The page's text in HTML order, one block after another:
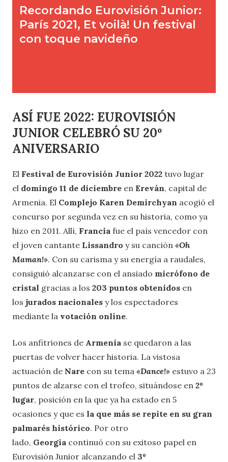
ASÍ FUE 2022: EUROVISIÓN
JUNIOR CELEBRÓ SU 20º
ANIVERSARIO
El Festival de Eurovisión Junior 2022 tuvo lugar
el domingo 11 de diciembre en Ereván, capital de
Armenia. El Complejo Karen Demirchyan acogió el
concurso por segunda vez en su historia, como ya
hizo en 2011. Allí, Francia fue el país vencedor con
el joven cantante Lissandro y su canción «Oh
Maman!». Con su carisma y su energía a raudales,
consiguió alcanzarse con el ansiado micrófono de
cristal gracias a los 203 puntos obtenidos en
los jurados nacionales y los espectadores
mediante la votación online.
Los anfitriones de Armenia se quedaron a las
puertas de volver hacer historia. La vistosa
actuación de Nare con su tema «Dance!» estuvo a 23
puntos de alzarse con el trofeo, situándose en 2º
lugar, posición en la que ya ha estado en 5
ocasiones y que es la que más se repite en su gran
palmarés histórico. Por otro
lado, Georgia continuó con su exitoso papel en
Eurovisión Junior alcanzando el 3º